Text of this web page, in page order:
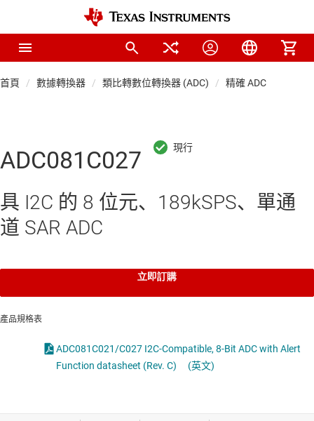
首頁 數據轉換器 類比轉數位轉換器 (ADC) 精確 ADC
ADC081C027
具 I2C 的 8 位元、189kSPS、單通
道 SAR ADC
立即訂購
產品規格表
ADC081C021/C027 I2C-Compatible, 8-Bit ADC with Alert
Function datasheet (Rev. C)
(英文)